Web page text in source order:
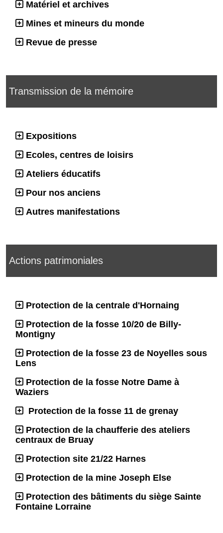
Matériel et archives
Mines et mineurs du monde
Revue de presse
Transmission de la mémoire
Expositions
Ecoles, centres de loisirs
Ateliers éducatifs
Pour nos anciens
Autres manifestations
Actions patrimoniales
Protection de la centrale d'Hornaing
Protection de la fosse 10/20 de Billy-
Montigny
Protection de la fosse 23 de Noyelles sous
Lens
Protection de la fosse Notre Dame à
Waziers
Protection de la fosse 11 de grenay
Protection de la chaufferie des ateliers
centraux de Bruay
Protection site 21/22 Harnes
Protection de la mine Joseph Else
Protection des bâtiments du siège Sainte
Fontaine Lorraine